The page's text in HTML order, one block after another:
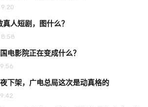
人短剧，图什么？
电影院正在变成什么？
下架，广电总局这次是动真格的